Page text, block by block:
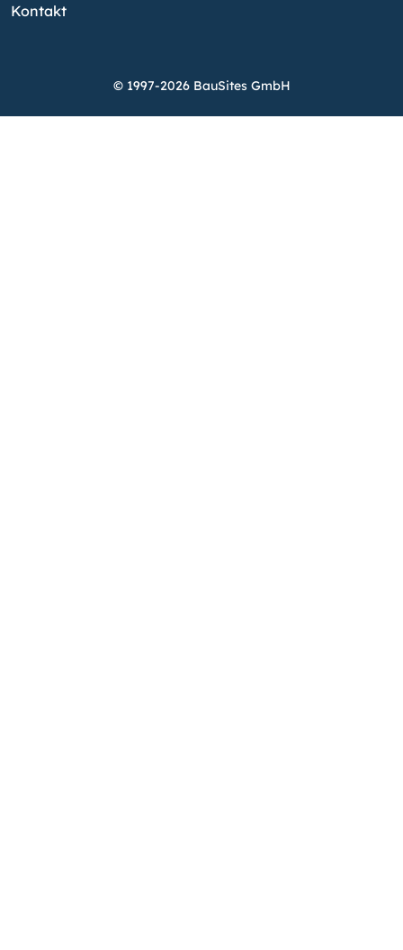
Kontakt
© 1997-2026 BauSites GmbH